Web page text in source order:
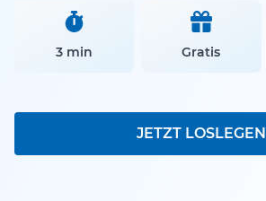
3 min Gratis
JETZT LOSLEGEN